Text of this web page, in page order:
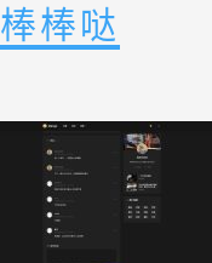
棒棒哒